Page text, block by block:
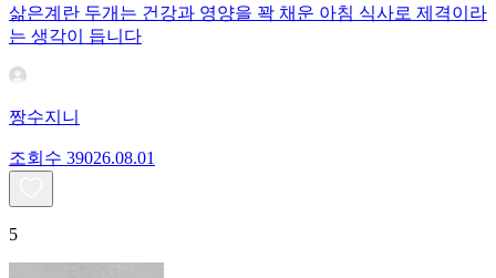
삶은계란 두개는 건강과 영양을 꽉 채운 아침 식사로 제격이라
는 생각이 듭니다
짱수지니
조회수 39026.08.01
5